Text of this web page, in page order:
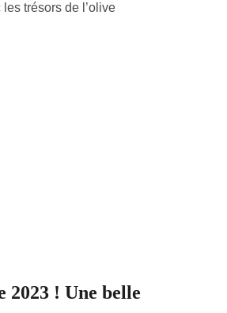
trésors de l’olive
2023 ! Une belle